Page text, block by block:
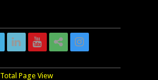
Total Page View